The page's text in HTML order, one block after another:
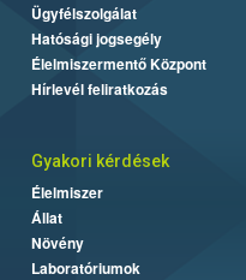
Ügyfélszolgálat
Hatósági jogsegély
Élelmiszermentő Központ
Hírlevél feliratkozás
Gyakori kérdések
Élelmiszer
Állat
Növény
Laboratóriumok